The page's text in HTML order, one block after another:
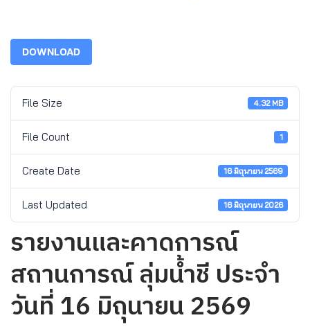
DOWNLOAD
File Size 4.32 MB
File Count 1
Create Date 16 มิถุนายน 2569
Last Updated 16 มิถุนายน 2026
รายงานและคาดการณ์
สถานการณ์ ลุ่มน้ำชี ประจำ
วันที่ 16 มิถุนายน 2569